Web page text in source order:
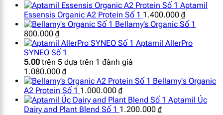
Aptamil
Essensis Organic A2 Protein Số 1 1.400.000 ₫
Bellamy’s Organic Số 1
800.000 ₫
Aptamil AllerPro
SYNEO Số 1
5.00 trên 5 dựa trên 1 đánh giá
1.080.000 ₫
Bellamy's Organic
A2 Protein Số 1 1.000.000 ₫
Aptamil Úc
Dairy and Plant Blend Số 1 1.200.000 ₫